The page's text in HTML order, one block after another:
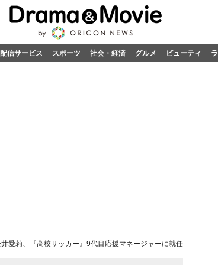
信サービス スポーツ 社会・経済 グルメ ビューティ
愛莉、『高校サッカー』9代目応援マネージャーに就任